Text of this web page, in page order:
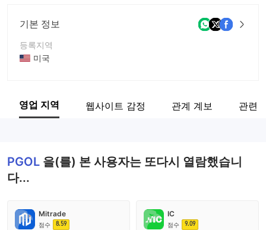
기본 정보
등록지역
미국
회사 전체 이름
영업 지역 웹사이트 감정 관계 계보 관련
PGOL 을(를) 본 사용자는 또다시 열람했습니
다...
Mitrade
점수 8.59
IC
점수 9.09